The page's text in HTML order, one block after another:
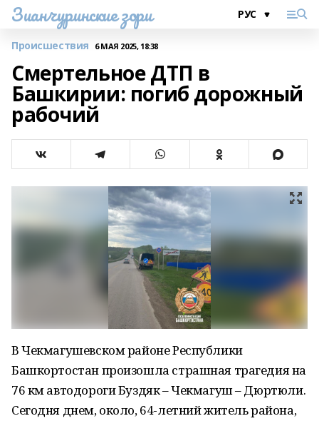
Зианчуринские зори
Происшествия 6 МАЯ 2025, 18:38
Смертельное ДТП в
Башкирии: погиб дорожный
рабочий
В Чекмагушевском районе Республики
Башкортостан произошла страшная трагедия на
76 км автодороги Буздяк – Чекмагуш – Дюртюли.
Сегодня днем, около, 64-летний житель района,